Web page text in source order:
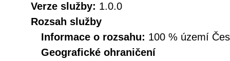
Verze služby: 1.0.0
Rozsah služby
Informace o rozsahu: 100 % území
Geografické ohraničení